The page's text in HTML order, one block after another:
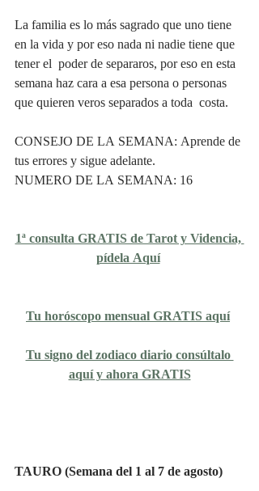
La familia es lo más sagrado que uno tiene
en la vida y por eso nada ni nadie tiene que
tener el  poder de separaros, por eso en esta
semana haz cara a esa persona o personas
que quieren veros separados a toda  costa.
CONSEJO DE LA SEMANA: Aprende de
tus errores y sigue adelante.
NUMERO DE LA SEMANA: 16
1ª consulta GRATIS de Tarot y Videncia,
pídela Aquí
Tu horóscopo mensual GRATIS aquí
Tu signo del zodiaco diario consúltalo
aquí y ahora GRATIS
TAURO (Semana del 1 al 7 de agosto)